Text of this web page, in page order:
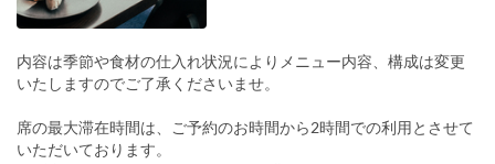
内容は季節や食材の仕入れ状況によりメニュー内容、構成は変更
いたしますのでご了承くださいませ。
席の最大滞在時間は、ご予約のお時間から2時間での利用とさせて
いただいております。